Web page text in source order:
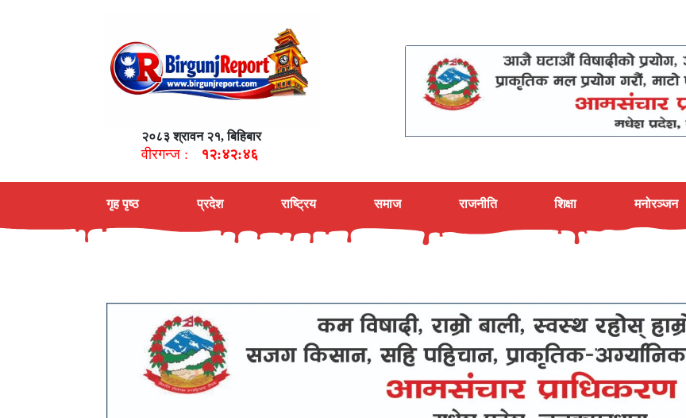
२०८३ श्रावन २१, बिहिबार
वीरगन्ज : १२:४२:४७
गृह पृष्ठ प्रदेश राष्ट्रिय समाज राजनीति शिक्षा मनोरञ्जन